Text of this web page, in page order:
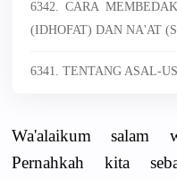
6342. CARA
(IDHOFAT) DAN NA'AT
Wa'alaikum salam
Pernahkah kita